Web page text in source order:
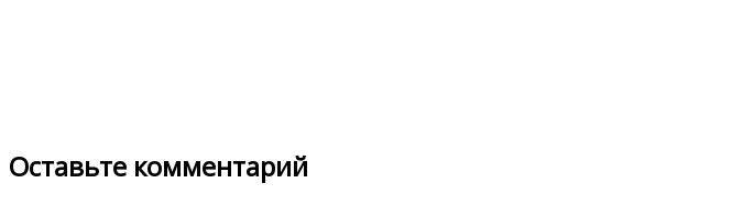
Оставьте комментарий